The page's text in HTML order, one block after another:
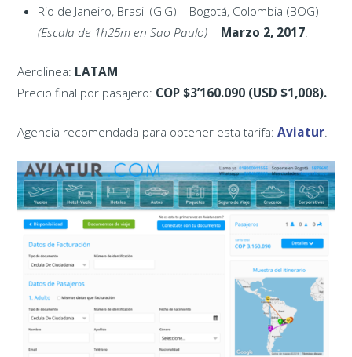
Rio de Janeiro, Brasil (GIG) – Bogotá, Colombia (BOG)
(Escala de 1h25m en Sao Paulo)| Marzo 2, 2017.
Aerolinea: LATAM
Precio final por pasajero: COP $3’160.090 (USD $1,008).
Agencia recomendada para obtener esta tarifa:Aviatur.